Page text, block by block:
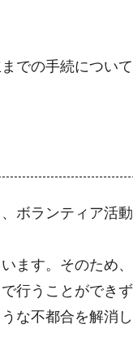
での手続について
ボランティア活
ます。そのため
行うことができ
な不都合を解消